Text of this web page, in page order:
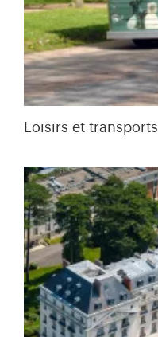
Loisirs et transports